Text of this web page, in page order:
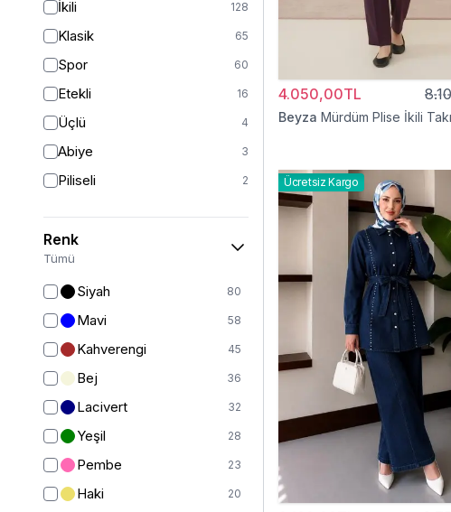
Hırka 4
Yelek
Ceket
Mont
Kız Çocuk Elbise
Kız Çocuk Giyim
Panço
Kaban
Tam Kapalı Mayo
İkili 128
Klasik 65
Spor 60
Etekli 16
Üçlü 4
Abiye 3
Piliseli 2
Renk
Tümü
Siyah 80
Mavi 58
Kahverengi 45
Bej 36
Lacivert 32
Yeşil 28
Pembe 23
Haki 20
4.050,00TL
Beyza Mürdüm Plise İkili
Ücretsiz Kargo